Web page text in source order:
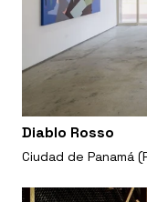
Diablo Rosso
Ciudad de Panamá